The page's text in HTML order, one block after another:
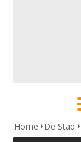
Home
De Stad